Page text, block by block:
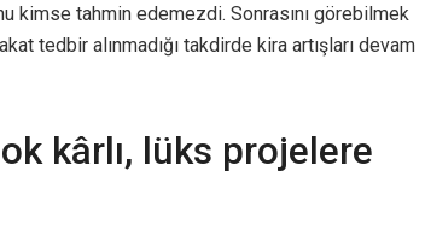
kimse tahmin edemezdi. Sonrasını görebilmek
tedbir alınmadığı takdirde kira artışları devam
kârlı, lüks projelere